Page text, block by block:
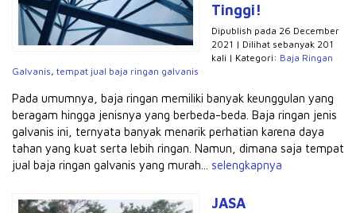
Tinggi!
Dipublish pada 26 December
2021 | Dilihat sebanyak 201
kali | Kategori: Baja Ringan
Galvanis, tempat jual baja ringan galvanis
Pada umumnya, baja ringan memiliki banyak keunggulan yang
beragam hingga jenisnya yang berbeda-beda. Baja ringan jenis
galvanis ini, ternyata banyak menarik perhatian karena daya
tahan yang kuat serta lebih ringan. Namun, dimana saja tempat
jual baja ringan galvanis yang murah... selengkapnya
JASA